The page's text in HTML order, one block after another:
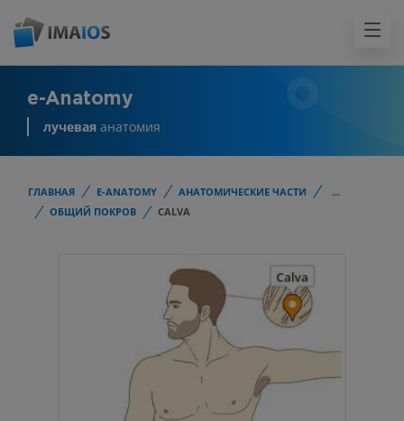
e-Anatomy
лучевая анатомия
ГЛАВНАЯ E-ANATOMY АНАТОМИЧЕСКИЕ ЧАСТИ
...
ОБЩИЙ ПОКРОВ
CALVA